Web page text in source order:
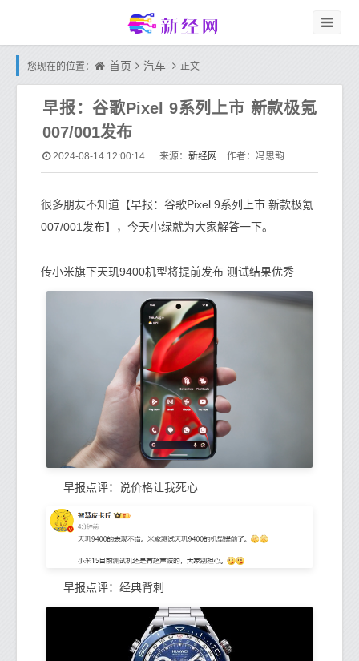
您现在的位置： 首页 汽车 正文
早报：谷歌Pixel 9系列上市 新款极氪
007/001发布
2024-08-14 12:00:14 来源： 新经网 作者：冯思韵
很多朋友不知道【早报：谷歌Pixel 9系列上市 新款极氪
007/001发布】，今天小绿就为大家解答一下。
传小米旗下天玑9400机型将提前发布 测试结果优秀
早报点评：说价格让我死心
早报点评：经典背刺